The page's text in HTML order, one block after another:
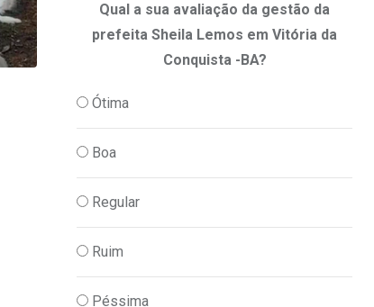
JUSTIÇA,POLICIA
Qual a sua avaliação da gestão da
prefeita Sheila Lemos em Vitória da
Conquista -BA?
Ótima
Boa
Regular
Ruim
Péssima